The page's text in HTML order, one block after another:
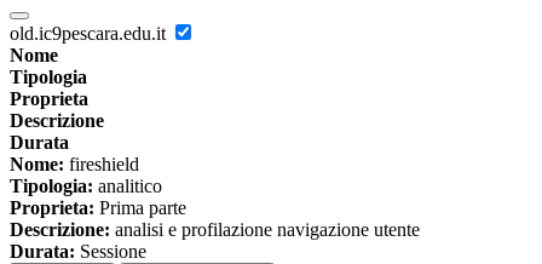
old.ic9pescara.edu.it
Nome
Tipologia
Proprieta
Descrizione
Durata
Nome: fireshield
Tipologia: analitico
Proprieta: Prima parte
Descrizione: analisi e profilazione navigazione utente
Durata: Sessione